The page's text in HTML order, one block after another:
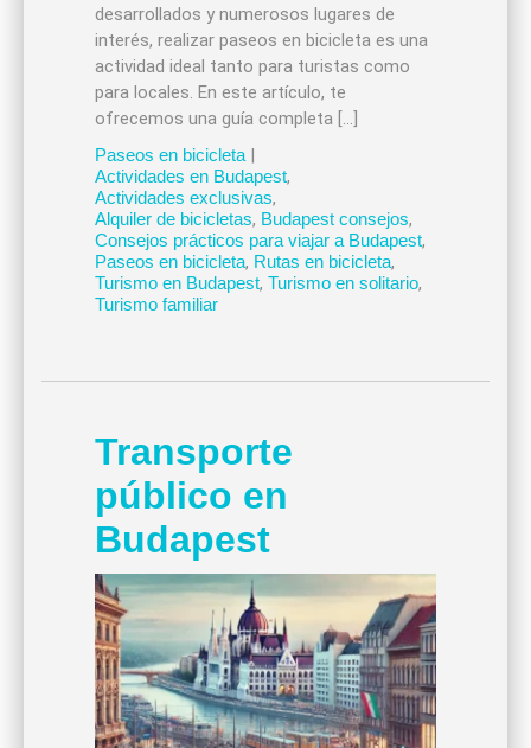
desarrollados y numerosos lugares de
interés, realizar paseos en bicicleta es una
actividad ideal tanto para turistas como
para locales. En este artículo, te
ofrecemos una guía completa […]
Paseos en bicicleta|
Actividades en Budapest,
Actividades exclusivas,
Alquiler de bicicletas, Budapest consejos,
Consejos prácticos para viajar a Budapest,
Paseos en bicicleta, Rutas en bicicleta,
Turismo en Budapest, Turismo en solitario,
Turismo familiar
Transporte
público en
Budapest